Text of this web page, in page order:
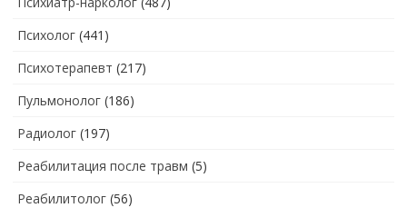
Психолог (441)
Психотерапевт (217)
Пульмонолог (186)
Радиолог (197)
Реабилитация после травм (5)
Реабилитолог (56)